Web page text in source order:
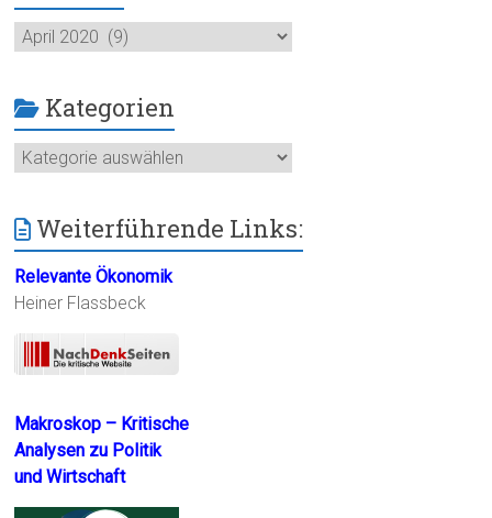
Archiv
Kategorien
Kategorien
Weiterführende Links:
Relevante Ökonomik
Heiner Flassbeck
Makroskop – Kritische
Analysen zu Politik
und Wirtschaft